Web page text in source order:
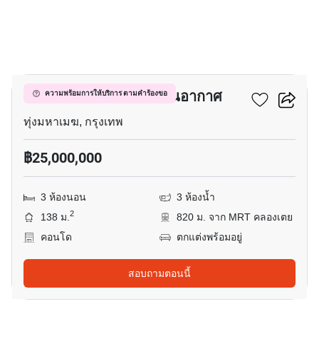
ความพร้อมการให้บริการ ตามคำร้องขอ
มาเอสโตร 01 สาทร - เย็นอากาศ
ทุ่งมหาเมฆ, กรุงเทพ
฿25,000,000
3 ห้องนอน
3 ห้องน้ำ
138 ม.2
820 ม. จาก MRT คลองเตย
คอนโด
ตกแต่งพร้อมอยู่
สอบถามตอนนี้